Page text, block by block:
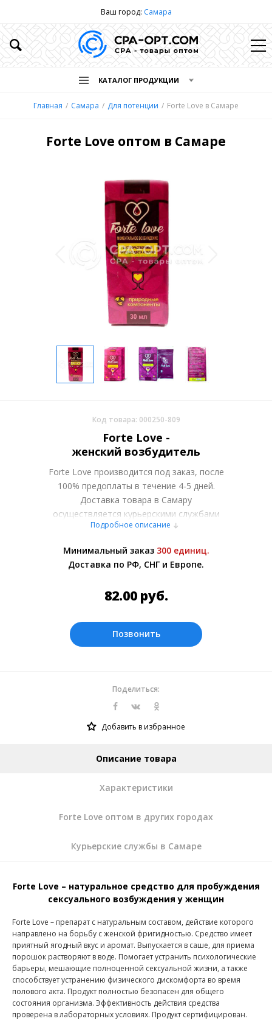
Ваш город: Самара
КАТАЛОГ ПРОДУКЦИИ
Главная Самара Для потенции Forte Love в Самаре
Forte Love оптом в Самаре
Код товара: 000250-809
Forte Love -
женский возбудитель
Forte Love производится под заказ, после
100% предоплаты в течение 4-5 дней.
Доставка товара в Самару
осуществляется курьерскими службами
или самовывозом со склада в Москве.
менеджером.
Оплата производится в рублях.
Подробное описание
Минимальный заказ 300 единиц.
Доставка по РФ, СНГ и Европе.
82.00 руб.
Позвонить
Поделиться:
Добавить в избранное
Описание товара
Характеристики
Forte Love оптом в других городах
Курьерские службы в Самаре
Forte Love – натуральное средство для пробуждения
сексуального возбуждения у женщин
Forte Love – препарат с натуральным составом, действие которого
направлено на борьбу с женской фригидностью. Средство имеет
приятный ягодный вкус и аромат. Выпускается в саше, для приема
порошок растворяют в воде. Помогает устранить психологические
барьеры, мешающие полноценной сексуальной жизни, а также
способствует устранению физического дискомфорта во время
полового акта. Продукт полностью безопасен для общего
состояния организма. Эффективность действия средства
проверена в лабораторных условиях. Продукт сертифицирован.